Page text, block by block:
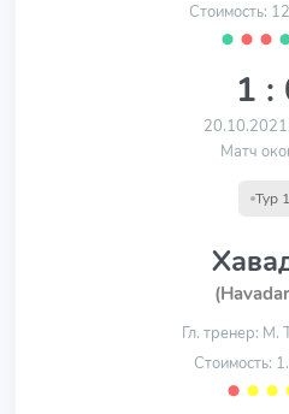
Стоимость:
⬤ ⬤ ⬤
1 :
Матч
Тур 1
Гл. тренер: М.
Стоимость:
⬤ ⬤ ⬤